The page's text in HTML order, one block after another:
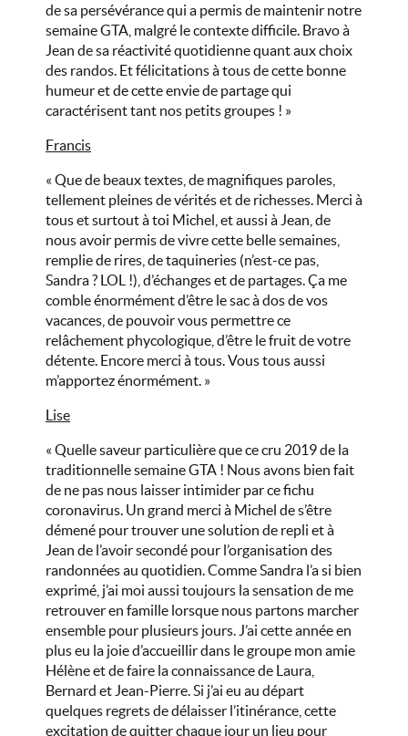
de sa persévérance qui a permis de maintenir notre
semaine GTA, malgré le contexte difficile. Bravo à
Jean de sa réactivité quotidienne quant aux choix
des randos. Et félicitations à tous de cette bonne
humeur et de cette envie de partage qui
caractérisent tant nos petits groupes ! »
Francis
« Que de beaux textes, de magnifiques paroles,
tellement pleines de vérités et de richesses. Merci à
tous et surtout à toi Michel, et aussi à Jean, de
nous avoir permis de vivre cette belle semaines,
remplie de rires, de taquineries (n’est-ce pas,
Sandra ? LOL !), d’échanges et de partages. Ça me
comble énormément d’être le sac à dos de vos
vacances, de pouvoir vous permettre ce
relâchement phycologique, d’être le fruit de votre
détente. Encore merci à tous. Vous tous aussi
m’apportez énormément. »
Lise
« Quelle saveur particulière que ce cru 2019 de la
traditionnelle semaine GTA ! Nous avons bien fait
de ne pas nous laisser intimider par ce fichu
coronavirus. Un grand merci à Michel de s’être
démené pour trouver une solution de repli et à
Jean de l’avoir secondé pour l’organisation des
randonnées au quotidien. Comme Sandra l’a si bien
exprimé, j’ai moi aussi toujours la sensation de me
retrouver en famille lorsque nous partons marcher
ensemble pour plusieurs jours. J’ai cette année en
plus eu la joie d’accueillir dans le groupe mon amie
Hélène et de faire la connaissance de Laura,
Bernard et Jean-Pierre. Si j’ai eu au départ
quelques regrets de délaisser l’itinérance, cette
excitation de quitter chaque jour un lieu pour